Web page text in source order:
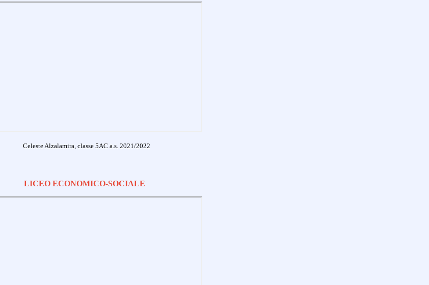
Celeste Alzalamira, classe 5AC a.s. 2021/2022
LICEO ECONOMICO-SOCIALE